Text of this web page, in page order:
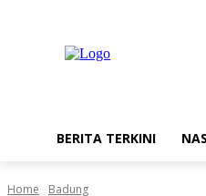
BERITA TERKINI
Home Badung